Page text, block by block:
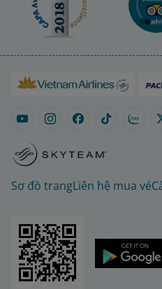
Sơ đồ trangLiên hệ mua vé